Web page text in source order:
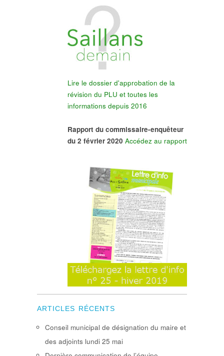
Lire le dossier d'approbation de la
révision du PLU et toutes les
informations depuis 2016
Rapport du commissaire-enquêteur
du 2 février 2020 Accédez au rapport
ARTICLES RÉCENTS
Conseil municipal de désignation du maire et
des adjoints lundi 25 mai